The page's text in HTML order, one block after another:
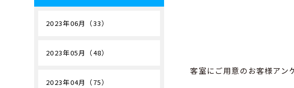
客室にご用意のお客様アン
2023年06月（33）
2023年05月（48）
2023年04月（75）